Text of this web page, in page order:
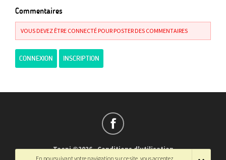
Commentaires
VOUS DEVEZ ÊTRE CONNECTÉ POUR POSTER DES COMMENTAIRES
CONNEXION INSCRIPTION
Teepi ©2026-Conditions d'utilisation
En poursuivant votre navigation sur ce site, vous acceptez